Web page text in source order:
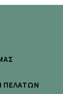
ΠΕΛΑΤΏΝ